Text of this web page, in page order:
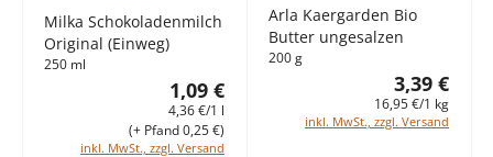
Milka Schokoladenmilch
Original (Einweg)
250 ml
1,09 €
4,36 €/1 l
inkl. MwSt., zzgl. Versand
(+ Pfand 0,25 €)
Arla Kaergarden Bio
Butter ungesalzen
200 g
3,39 €
16,95 €/1 kg
inkl. MwSt., zzgl. Versand